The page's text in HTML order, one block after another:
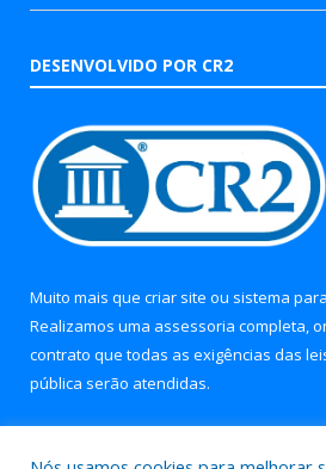
DESENVOLVIDO POR CR2
Muito mais que criar site ou sistema
Realizamos uma assessoria completa,
contrato que todas as exigências das
pública serão atendidas.